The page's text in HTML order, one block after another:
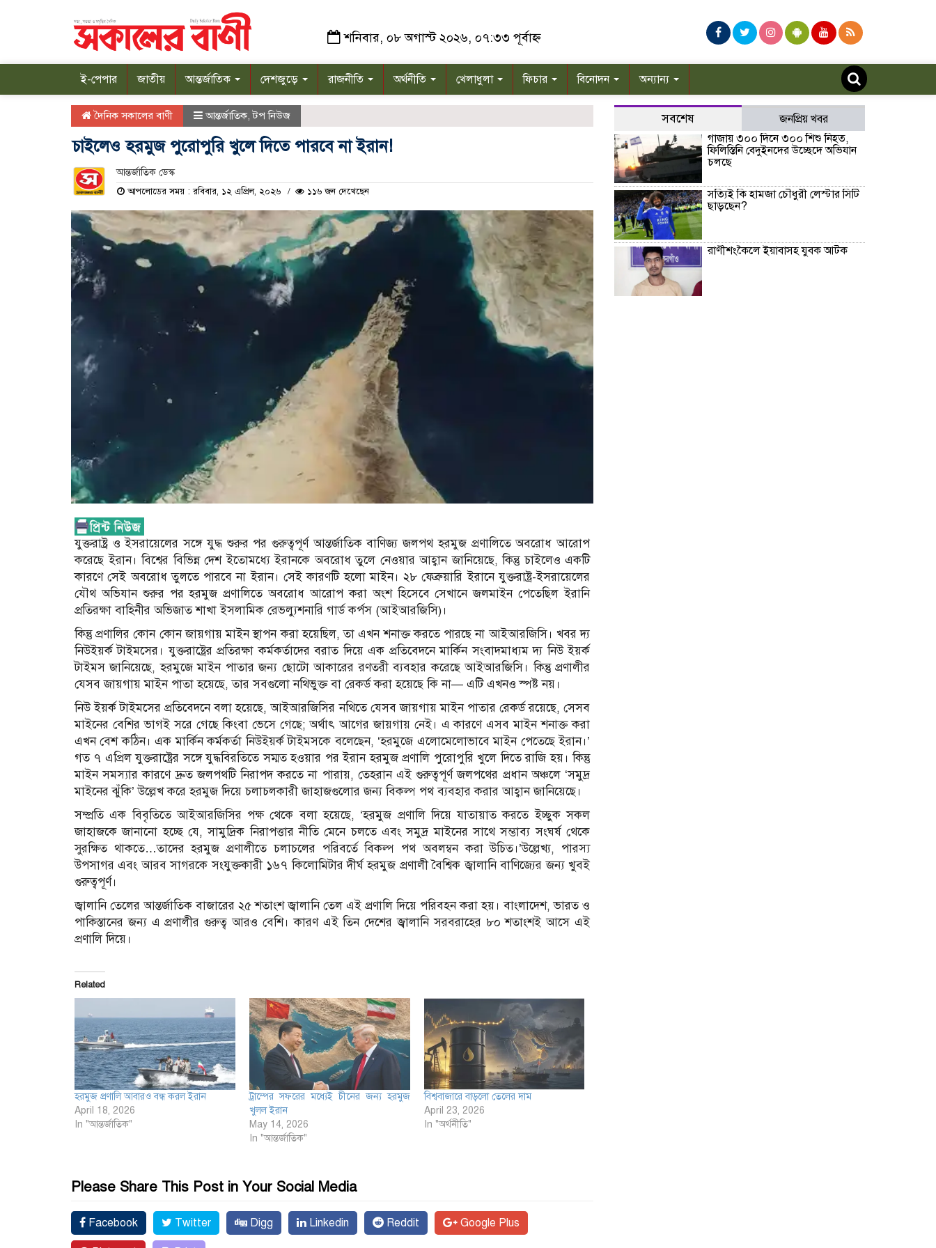
শনিবার, ০৮ অগাস্ট ২০২৬, ০৭:৩৩ পূর্বাহ্ন
ই-পেপার জাতীয় আন্তর্জাতিক দেশজুড়ে রাজনীতি অর্থনীতি খেলাধুলা ফিচার বিনোদন অন্যান্য
দৈনিক সকালের বাণী আন্তর্জাতিক ,টপ নিউজ
চাইলেও হরমুজ পুরোপুরি খুলে দিতে পারবে না ইরান!
আন্তর্জাতিক ডেস্ক
আপলোডের সময় : রবিবার, ১২ এপ্রিল, ২০২৬ ১১৬ জন দেখেছেন
যুক্তরাষ্ট্র ও ইসরায়েলের সঙ্গে যুদ্ধ শুরুর পর গুরুত্বপূর্ণ আন্তর্জাতিক বাণিজ্য জলপথ হরমুজ প্রণালিতে অবরোধ আরোপ
করেছে ইরান। বিশ্বের বিভিন্ন দেশ ইতোমধ্যে ইরানকে অবরোধ তুলে নেওয়ার আহ্বান জানিয়েছে, কিন্তু চাইলেও একটি
কারণে সেই অবরোধ তুলতে পারবে না ইরান। সেই কারণটি হলো মাইন। ২৮ ফেব্রুয়ারি ইরানে যুক্তরাষ্ট্র-ইসরায়েলের
যৌথ অভিযান শুরুর পর হরমুজ প্রণালিতে অবরোধ আরোপ করা অংশ হিসেবে সেখানে জলমাইন পেতেছিল ইরানি
প্রতিরক্ষা বাহিনীর অভিজাত শাখা ইসলামিক রেভল্যুশনারি গার্ড কর্পস (আইআরজিসি)।
কিন্তু প্রণালির কোন কোন জায়গায় মাইন স্থাপন করা হয়েছিল, তা এখন শনাক্ত করতে পারছে না আইআরজিসি। খবর দ্য
নিউইয়র্ক টাইমসের। যুক্তরাষ্ট্রের প্রতিরক্ষা কর্মকর্তাদের বরাত দিয়ে এক প্রতিবেদনে মার্কিন সংবাদমাধ্যম দ্য নিউ ইয়র্ক
টাইমস জানিয়েছে, হরমুজে মাইন পাতার জন্য ছোটো আকারের রণতরী ব্যবহার করেছে আইআরজিসি। কিন্তু প্রণালীর
যেসব জায়গায় মাইন পাতা হয়েছে, তার সবগুলো নথিভুক্ত বা রেকর্ড করা হয়েছে কি না— এটি এখনও স্পষ্ট নয়।
নিউ ইয়র্ক টাইমসের প্রতিবেদনে বলা হয়েছে, আইআরজিসির নথিতে যেসব জায়গায় মাইন পাতার রেকর্ড রয়েছে, সেসব
মাইনের বেশির ভাগই সরে গেছে কিংবা ভেসে গেছে; অর্থাৎ আগের জায়গায় নেই। এ কারণে এসব মাইন শনাক্ত করা
এখন বেশ কঠিন। এক মার্কিন কর্মকর্তা নিউইয়র্ক টাইমসকে বলেছেন, ‘হরমুজে এলোমেলোভাবে মাইন পেতেছে ইরান।’
গত ৭ এপ্রিল যুক্তরাষ্ট্রের সঙ্গে যুদ্ধবিরতিতে সম্মত হওয়ার পর ইরান হরমুজ প্রণালি পুরোপুরি খুলে দিতে রাজি হয়। কিন্তু
মাইন সমস্যার কারণে দ্রুত জলপথটি নিরাপদ করতে না পারায়, তেহরান এই গুরুত্বপূর্ণ জলপথের প্রধান অঞ্চলে ‘সমুদ্র
মাইনের ঝুঁকি’ উল্লেখ করে হরমুজ দিয়ে চলাচলকারী জাহাজগুলোর জন্য বিকল্প পথ ব্যবহার করার আহ্বান জানিয়েছে।
সম্প্রতি এক বিবৃতিতে আইআরজিসির পক্ষ থেকে বলা হয়েছে, ‘হরমুজ প্রণালি দিয়ে যাতায়াত করতে ইচ্ছুক সকল
জাহাজকে জানানো হচ্ছে যে, সামুদ্রিক নিরাপত্তার নীতি মেনে চলতে এবং সমুদ্র মাইনের সাথে সম্ভাব্য সংঘর্ষ থেকে
সুরক্ষিত থাকতে…তাদের হরমুজ প্রণালীতে চলাচলের পরিবর্তে বিকল্প পথ অবলম্বন করা উচিত।’উল্লেখ্য, পারস্য
উপসাগর এবং আরব সাগরকে সংযুক্তকারী ১৬৭ কিলোমিটার দীর্ঘ হরমুজ প্রণালী বৈশ্বিক জ্বালানি বাণিজ্যের জন্য খুবই
গুরুত্বপূর্ণ।
জ্বালানি তেলের আন্তর্জাতিক বাজারের ২৫ শতাংশ জ্বালানি তেল এই প্রণালি দিয়ে পরিবহন করা হয়। বাংলাদেশ, ভারত ও
পাকিস্তানের জন্য এ প্রণালীর গুরুত্ব আরও বেশি। কারণ এই তিন দেশের জ্বালানি সরবরাহের ৮০ শতাংশই আসে এই
প্রণালি দিয়ে।
Related
হরমুজ প্রণালি আবারও বন্ধ করল ইরান
April 18, 2026
In "আন্তর্জাতিক"
ট্রাম্পের সফরের মধ্যেই চীনের জন্য হরমুজ
খুলল ইরান
May 14, 2026
In "আন্তর্জাতিক"
বিশ্ববাজারে বাড়লো তেলের দাম
April 23, 2026
In "অর্থনীতি"
Please Share This Post in Your Social Media
Facebook Twitter Digg Linkedin Reddit Google Plus
সবশেষ
জনপ্রিয় খবর
গাজায় ৩০০ দিনে ৩০০ শিশু নিহত,
ফিলিস্তিনি বেদুইনদের উচ্ছেদে অভিযান
চলছে
সত্যিই কি হামজা চৌধুরী লেস্টার সিটি
ছাড়ছেন?
রাণীশংকৈলে ইয়াবাসহ যুবক আটক